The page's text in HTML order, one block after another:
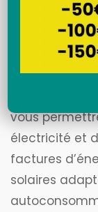
Découvrez
vous
électricité et
factures
solaires